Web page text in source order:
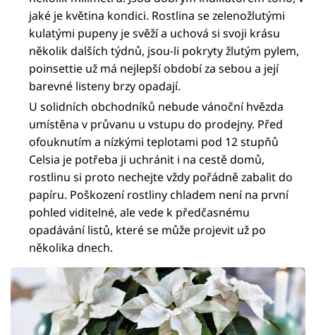
jaké je květina kondici. Rostlina se zelenožlutými
kulatými pupeny je svěží a uchová si svoji krásu
několik dalších týdnů, jsou-li pokryty žlutým pylem,
poinsettie už má nejlepší období za sebou a její
barevné listeny brzy opadají.
U solidních obchodníků nebude vánoční hvězda
umístěna v průvanu u vstupu do prodejny. Před
ofouknutím a nízkými teplotami pod 12 stupňů
Celsia je potřeba ji uchránit i na cestě domů,
rostlinu si proto nechejte vždy pořádně zabalit do
papíru. Poškození rostliny chladem není na první
pohled viditelné, ale vede k předčasnému
opadávání listů, které se může projevit už po
několika dnech.